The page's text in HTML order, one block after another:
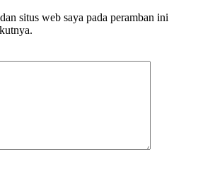
situs web saya pada peramban ini